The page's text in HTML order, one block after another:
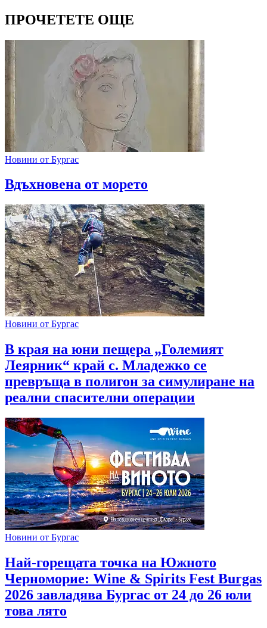
ПРОЧЕТЕТЕ ОЩЕ
Новини от Бургас
Вдъхновена от морето
Новини от Бургас
В края на юни пещера „Големият
Леярник“ край с. Младежко се
превръща в полигон за симулиране на
реални спасителни операции
Новини от Бургас
Най-горещата точка на Южното
Черноморие: Wine & Spirits Fest Burgas
2026 завладява Бургас от 24 до 26 юли
това лято